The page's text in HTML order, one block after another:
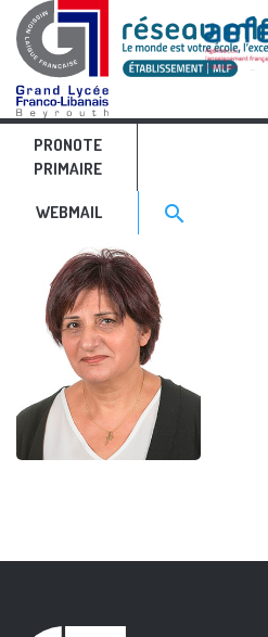
PRONOTE
PRIMAIRE
WEBMAIL Search for:>
search
RELATIVE POSTS
t12